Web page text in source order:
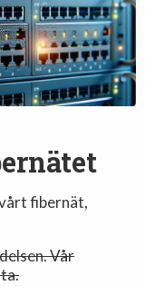
fibernät,
Vår